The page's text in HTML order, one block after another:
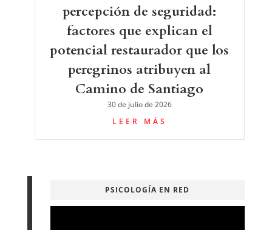
percepción de seguridad:
factores que explican el
potencial restaurador que los
peregrinos atribuyen al
Camino de Santiago
30 de julio de 2026
LEER MÁS
PSICOLOGÍA EN RED